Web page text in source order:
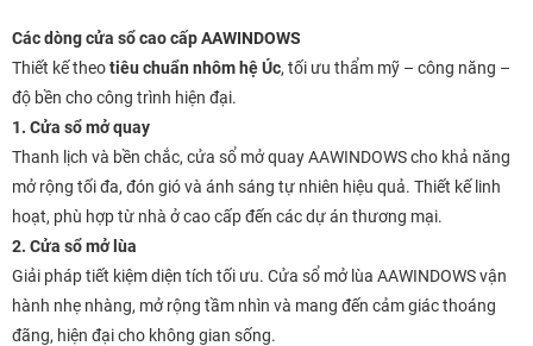
Các dòng cửa sổ cao cấp AAWINDOWS
Thiết kế theotiêu chuẩn nhôm hệ Úc, tối ưu thẩm mỹ – công năng –
độ bền cho công trình hiện đại.
1. Cửa sổ mở quay
Thanh lịch và bền chắc, cửa sổ mở quay AAWINDOWS cho khả năng
mở rộng tối đa, đón gió và ánh sáng tự nhiên hiệu quả. Thiết kế linh
hoạt, phù hợp từ nhà ở cao cấp đến các dự án thương mại.
2. Cửa sổ mở lùa
Giải pháp tiết kiệm diện tích tối ưu. Cửa sổ mở lùa AAWINDOWS vận
hành nhẹ nhàng, mở rộng tầm nhìn và mang đến cảm giác thoáng
đãng, hiện đại cho không gian sống.